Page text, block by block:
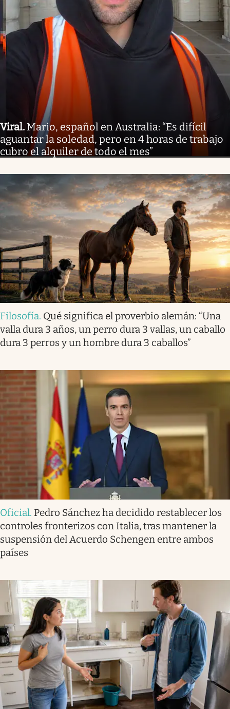
Viral. Mario, español en Australia: “Es difícil
aguantar la soledad, pero en 4 horas de trabajo
cubro el alquiler de todo el mes”
Filosofía. Qué significa el proverbio alemán: “Una
valla dura 3 años, un perro dura 3 vallas, un caballo
dura 3 perros y un hombre dura 3 caballos”
Oficial. Pedro Sánchez ha decidido restablecer los
controles fronterizos con Italia, tras mantener la
suspensión del Acuerdo Schengen entre ambos
países